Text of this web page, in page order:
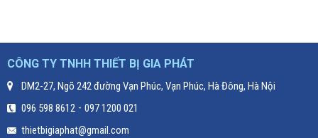
CÔNG TY TNHH THIẾT BỊ GIA PHÁT
DM2-27, Ngõ 242 đường Vạn Phúc, Vạn Phúc, Hà Đông, Hà Nội
096 598 8612- 097 1200 021
thietbigiaphat@gmail.com